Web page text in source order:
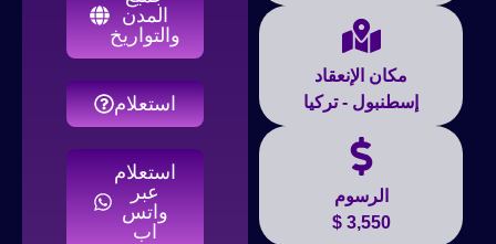
مكان الإنعقاد
إسطنبول - تركيا
الرسوم
3,550 $
المدن
والتواريخ
استعلام
استعلام
عبر
واتس
اب